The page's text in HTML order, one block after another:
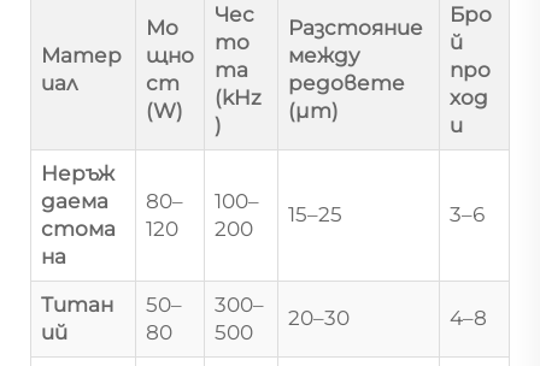
Матер
иал
Мо
щно
ст
(W)
Чес
то
та
(kHz
)
Разстояние
между
редовете
(µm)
Бро
й
про
ход
и
Неръж
даема
стома
на
80–
120
100–
200
15–25 3–6
Титан
ий
50–
80
300–
500
20–30 4–8